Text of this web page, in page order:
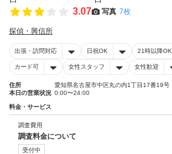
3.07 写真 7枚
探偵・興信所
出張・訪問対応 日祝OK 21時以降OK
カード可 女性スタッフ 女性歓迎
住所
愛知県名古屋市中区丸の内1丁目17番19号
本日の営業状況 0:00〜24:00
料金・サービス
調査費用
調査料金について
受付中